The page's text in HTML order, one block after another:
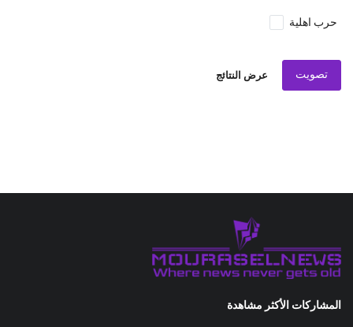
حرب اهلية
تصويت عرض النتائج
المشاركات الأكثر مشاهدة